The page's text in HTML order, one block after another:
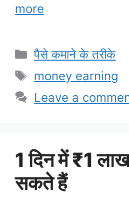
more
Categories
पैसे कमाने के तरीके
Tags
money earning
Leave a
1 दिन में ₹1
सकते हैं